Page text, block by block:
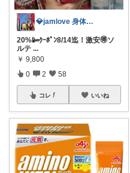
💎jamlove 身体に優しく
20%📴ｸｰﾎﾟﾝ8/14迄！激安🉐ソ
ルテ ...
￥ 9,800
0 2 58
コレ いいね